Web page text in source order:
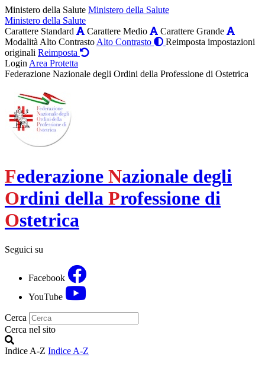
Ministero della Salute Ministero della Salute
Ministero della Salute
Carattere Standard
Carattere Medio
Carattere Grande
Modalità Alto Contrasto Alto Contrasto
Reimposta impostazioni
originali Reimposta
Login Area Protetta
Federazione Nazionale degli Ordini della Professione di Ostetrica
Federazione Nazionale degli
Ordini della Professione di
Ostetrica
Seguici su
Facebook
YouTube
Cerca
Cerca nel sito
Indice A-Z Indice A-Z